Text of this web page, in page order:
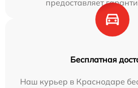
предоставляет
Бесплатная
Наш курьер в Краснодаре